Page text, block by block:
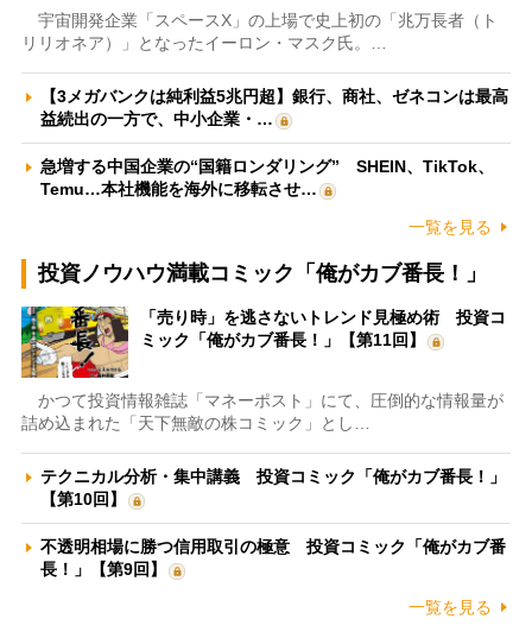
宇宙開発企業「スペースX」の上場で史上初の「兆万長者（ト
リリオネア）」となったイーロン・マスク氏。…
【3メガバンクは純利益5兆円超】銀行、商社、ゼネコンは最高
益続出の一方で、中小企業・…
急増する中国企業の“国籍ロンダリング” SHEIN、TikTok、
Temu…本社機能を海外に移転させ…
一覧を見る
投資ノウハウ満載コミック「俺がカブ番長！」
「売り時」を逃さないトレンド見極め術 投資コ
ミック「俺がカブ番長！」【第11回】
かつて投資情報雑誌「マネーポスト」にて、圧倒的な情報量が
詰め込まれた「天下無敵の株コミック」とし…
テクニカル分析・集中講義 投資コミック「俺がカブ番長！」
【第10回】
不透明相場に勝つ信用取引の極意 投資コミック「俺がカブ番
長！」【第9回】
一覧を見る